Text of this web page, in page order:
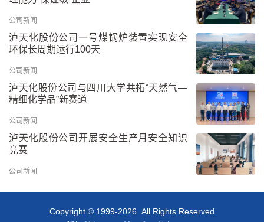
公司新闻
泸天化股份公司一号煤锅炉装置实现安全
环保长周期运行100天
公司新闻
泸天化股份公司与四川大学共拓“天然气—
精细化学品”新赛道
公司新闻
泸天化股份公司开展安全生产月安全知识
竞赛
公司新闻
Copyright © 1999-2026 All Rights Reserved